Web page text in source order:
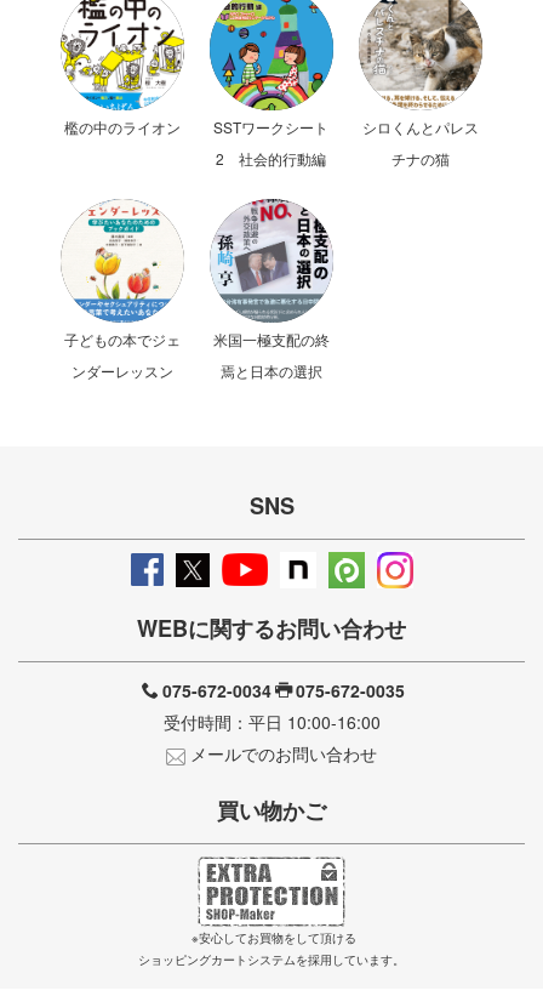
檻の中のライオン
SSTワークシート
2 社会的行動編
シロくんとパレス
チナの猫
子どもの本でジェ
ンダーレッスン
米国一極支配の終
焉と日本の選択
SNS
WEBに関するお問い合わせ
075-672-0034
075-672-0035
受付時間：平日 10:00-16:00
メールでのお問い合わせ
買い物かご
※安心してお買物をして頂ける
ショッピングカートシステムを採用しています。